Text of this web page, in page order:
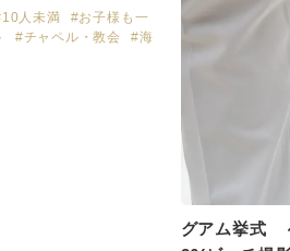
人未満
#お子様も一
#チャペル・教会
#海
グアム挙式